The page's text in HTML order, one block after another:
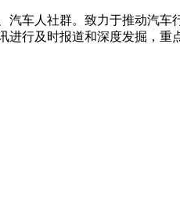
车人社群。致力于推动汽车
行及时报道和深度发掘，重